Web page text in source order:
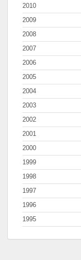
2010
2009
2008
2007
2006
2005
2004
2003
2002
2001
2000
1999
1998
1997
1996
1995